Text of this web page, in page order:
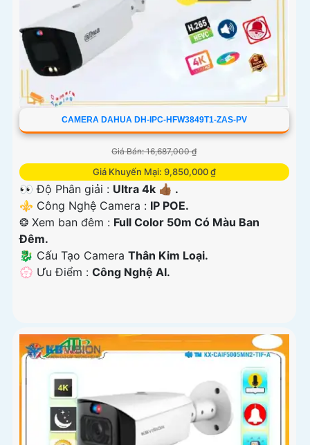
CAMERA DAHUA DH-IPC-HFW3849T1-ZAS-PV
Giá Bán: 16,687,000 ₫
Giá Khuyến Mại: 9,850,000 ₫
👀 Độ Phân giải : Ultra 4k 👍🏾 .
⚜️ Công Nghệ Camera : IP POE.
❂ Xem ban đêm : Full Color 50m Có Màu Ban
Đêm.
🐉️ Cấu Tạo Camera Thân Kim Loại.
️💮 Ưu Điểm : Công Nghệ AI.